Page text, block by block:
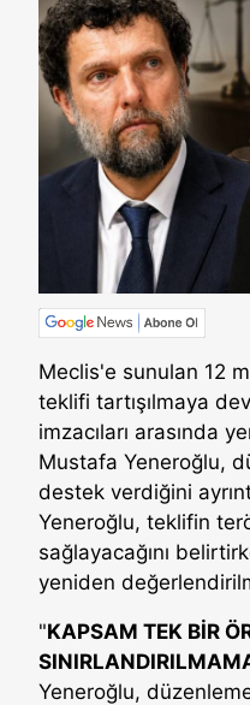
Meclis'e sunulan 12
teklifi tartışılmaya
imzacıları arasında
Mustafa Yeneroğlu,
destek verdiğini
Yeneroğlu, teklifin
sağlayacağını
yeniden
"KAPSAM TEK BİR
Yeneroğlu,